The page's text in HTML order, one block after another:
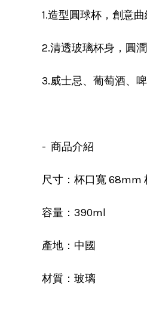
1.造型圓球杯，創意
2.清透玻璃杯身，圓
3.威士忌、葡萄酒、
- 商品介紹
尺寸：杯口寬 68mm
容量：390ml
產地：中國
材質：玻璃